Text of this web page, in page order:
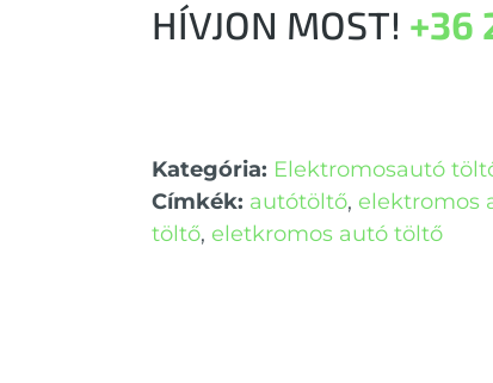
HÍVJON MOST! +36
Kategória: Elektromosautó
Címkék: autótöltő, elektromos
töltő, eletkromos autó töltő